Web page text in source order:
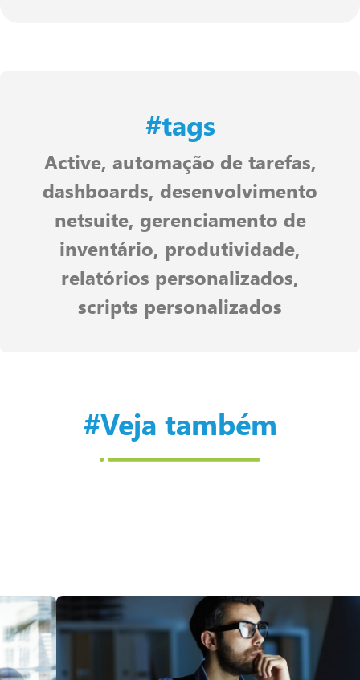
#tags
Active, automação de tarefas,
dashboards, desenvolvimento
netsuite, gerenciamento de
inventário, produtividade,
relatórios personalizados,
scripts personalizados
#Veja também